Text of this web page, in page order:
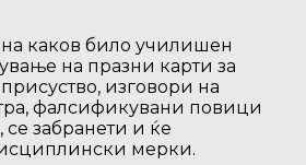
каков било училишен
на празни карти за
изговори на
фалсификувани повици
се забранети и ќе
мерки.